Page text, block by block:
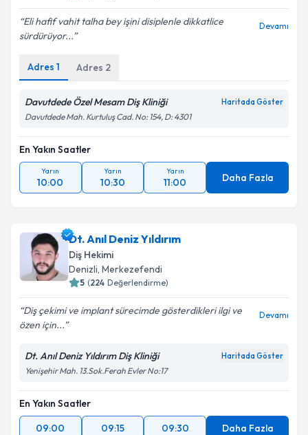
Eli hafif vahit talha bey işini disiplenle dikkatlice
sürdürüyor...
Devamı
Adres 1 Adres 2
Davutdede Özel Mesam Diş Kliniği Haritada Göster
Davutdede Mah. Kurtuluş Cad. No: 154, D: 4301
En Yakın Saatler
Yarın
10:00
Yarın
10:30
Yarın
11:00 Daha Fazla
Dt. Anıl Deniz Yıldırım
Diş Hekimi
Denizli, Merkezefendi
5 (224 Değerlendirme)
Diş çekimi ve implant sürecimde gösterdikleri ilgi ve
özen için...
Devamı
Dt. Anıl Deniz Yıldırım Diş Kliniği Haritada Göster
Yenişehir Mah. 13.Sok.Ferah Evler No:17
En Yakın Saatler
09:00
09:15 09:30 Daha Fazla